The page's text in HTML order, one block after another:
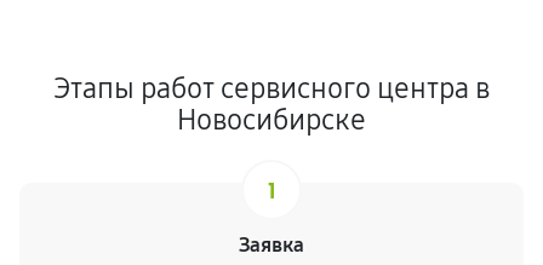
Этапы работ сервисного центра в
Новосибирске
1
Заявка